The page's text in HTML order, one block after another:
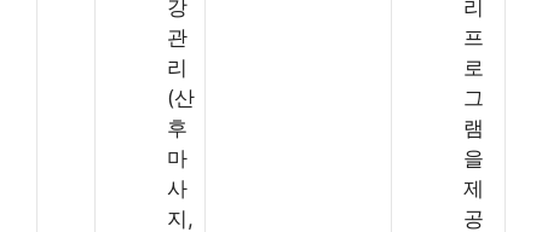
강
관
리
(산
후
마
사
지,
리
프
로
그
램
을
제
공